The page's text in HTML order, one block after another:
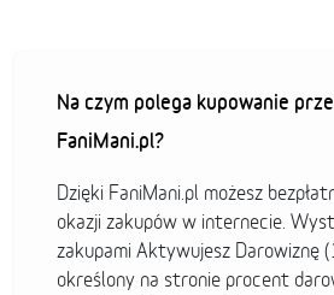
Na czym polega kupowanie
FaniMani.pl?
Dzięki FaniMani.pl możesz
okazji zakupów w internecie.
zakupami Aktywujesz Darowiznę
określony na stronie procent